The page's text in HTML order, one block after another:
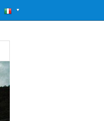
▼